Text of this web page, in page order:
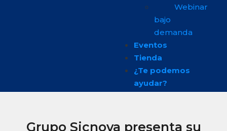
Webinar
bajo
demanda
Eventos
Tienda
¿Te podemos
ayudar?
Grupo Sicnova presenta su